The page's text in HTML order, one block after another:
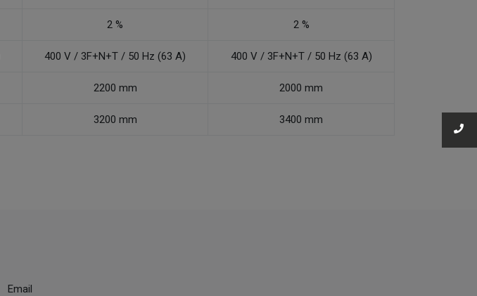
2 % 2 %
400 V / 3F+N+T / 50 Hz (63 A) 400 V / 3F+N+T / 50 Hz (63 A)
2200 mm 2000 mm
3200 mm 3400 mm
Email